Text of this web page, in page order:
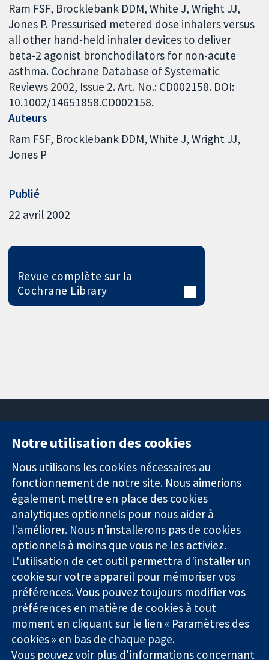
Ram FSF, Brocklebank DDM, White J, Wright JJ,
Jones P. Pressurised metered dose inhalers versus
all other hand-held inhaler devices to deliver
beta-2 agonist bronchodilators for non-acute
asthma. Cochrane Database of Systematic
Reviews 2002, Issue 2. Art. No.: CD002158. DOI:
10.1002/14651858.CD002158.
Auteurs
Ram FSF Brocklebank DDM White J Wright JJ
Jones P
Publié
22 avril 2002
Revue complète sur la
Cochrane Library
Des données
probantes.
Des décisions
éclairées.
Une meilleure
santé.
11-13 Cavendish
Square
Londres
W1G0AN
Royaume-Uni
nous
Actualités
Service de
presse
Qui sommes-
nous
Offres
d'emploi
Library
La Collaboration Cochrane est une association caritative (n°
1045921) et une société à responsabilité limitée par garantie (n°
03044323) enregistrée en Angleterre et au Pays de Galles. Numéro
Notre utilisation des cookies
Nous utilisons les cookies nécessaires au
fonctionnement de notre site. Nous aimerions
également mettre en place des cookies
analytiques optionnels pour nous aider à
l'améliorer. Nous n'installerons pas de cookies
optionnels à moins que vous ne les activiez.
L'utilisation de cet outil permettra d'installer un
cookie sur votre appareil pour mémoriser vos
préférences. Vous pouvez toujours modifier vos
préférences en matière de cookies à tout
moment en cliquant sur le lien « Paramètres des
cookies » en bas de chaque page.
Vous pouvez voir plus d'informations concernant